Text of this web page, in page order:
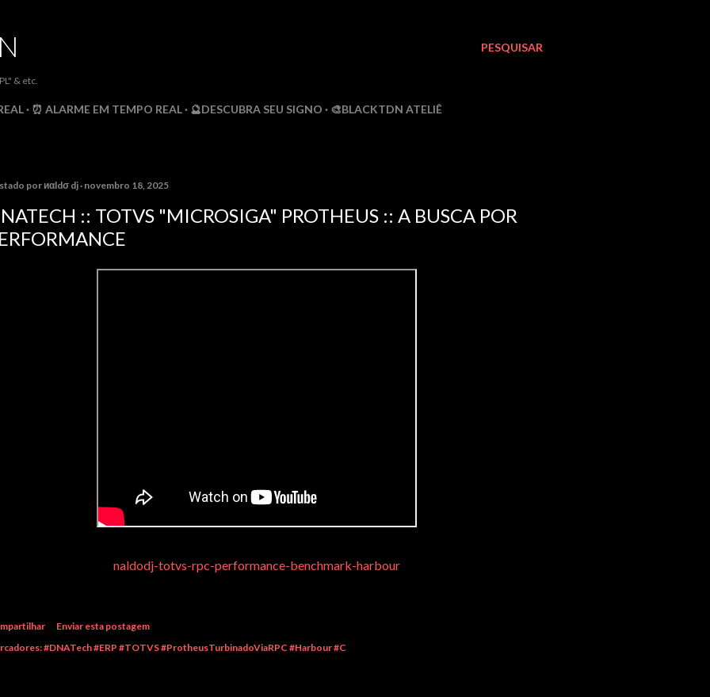
PESQUISAR
& etc.
⏰ ALARME EM TEMPO REAL 🔮DESCUBRA SEU SIGNO 🎨BLACKTDN ATELIÊ
por иαldσ dj novembro 18, 2025
:: TOTVS "MICROSIGA" PROTHEUS :: A BUSCA POR
naldodj-totvs-rpc-performance-benchmark-harbour
Enviar esta postagem
#DNATech #ERP #TOTVS #ProtheusTurbinadoViaRPC #Harbour #C